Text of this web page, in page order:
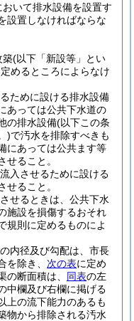
いて排水設備を設置す
設置しなければならな
築(以下「新設等」とい
めるところによらなけ
ために設ける排水設備
あっては公共下水道の
の排水設備(以下この条
)で汚水を排除すべきも
にあっては公共ます等
せること。
入させるために設ける
せること。
せるときは、公共下水
施設を損傷するおそれ
規則に定めるものによ
内径及び勾配は、市長
を除き、 次の表に定め
の断面積は、 同表の左
中欄及び右欄に掲げる
上の流下能力のあるも
物から排除される汚水